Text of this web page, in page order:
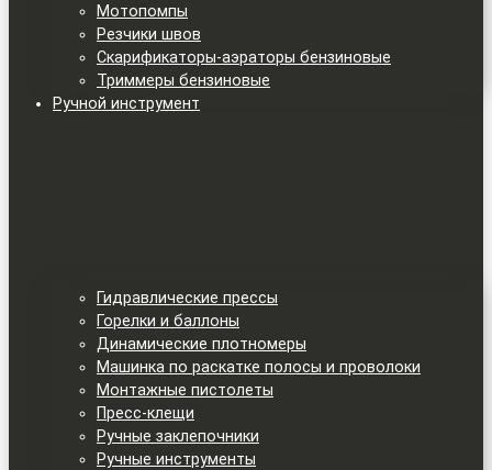
Мотопомпы
Резчики швов
Скарификаторы-аэраторы бензиновые
Триммеры бензиновые
Ручной инструмент
Гидравлические прессы
Горелки и баллоны
Динамические плотномеры
Машинка по раскатке полосы и проволоки
Монтажные пистолеты
Пресс-клещи
Ручные заклепочники
Ручные инструменты